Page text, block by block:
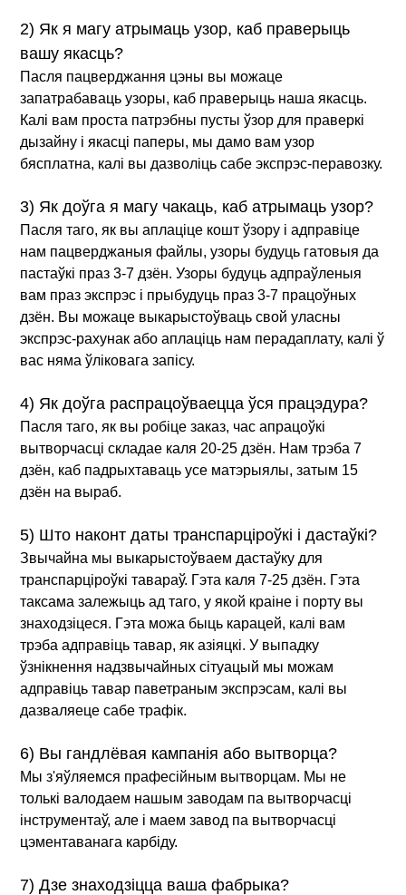
2) Як я магу атрымаць узор, каб праверыць
вашу якасць?
Пасля пацверджання цэны вы можаце
запатрабаваць узоры, каб праверыць наша якасць.
Калі вам проста патрэбны пусты ўзор для праверкі
дызайну і якасці паперы, мы дамо вам узор
бясплатна, калі вы дазволіць сабе экспрэс-перавозку.
3) Як доўга я магу чакаць, каб атрымаць узор?
Пасля таго, як вы аплаціце кошт ўзору і адправіце
нам пацверджаныя файлы, узоры будуць гатовыя да
пастаўкі праз 3-7 дзён. Узоры будуць адпраўленыя
вам праз экспрэс і прыбудуць праз 3-7 працоўных
дзён. Вы можаце выкарыстоўваць свой уласны
экспрэс-рахунак або аплаціць нам перадаплату, калі ў
вас няма ўліковага запісу.
4) Як доўга распрацоўваецца ўся працэдура?
Пасля таго, як вы робіце заказ, час апрацоўкі
вытворчасці складае каля 20-25 дзён. Нам трэба 7
дзён, каб падрыхтаваць усе матэрыялы, затым 15
дзён на выраб.
5) Што наконт даты транспарціроўкі і дастаўкі?
Звычайна мы выкарыстоўваем дастаўку для
транспарціроўкі тавараў. Гэта каля 7-25 дзён. Гэта
таксама залежыць ад таго, у якой краіне і порту вы
знаходзіцеся. Гэта можа быць карацей, калі вам
трэба адправіць тавар, як азіяцкі. У выпадку
ўзнікнення надзвычайных сітуацый мы можам
адправіць тавар паветраным экспрэсам, калі вы
дазваляеце сабе трафік.
6) Вы гандлёвая кампанія або вытворца?
Мы з'яўляемся прафесійным вытворцам. Мы не
толькі валодаем нашым заводам па вытворчасці
інструментаў, але і маем завод па вытворчасці
цэментаванага карбіду.
7) Дзе знаходзіцца ваша фабрыка?